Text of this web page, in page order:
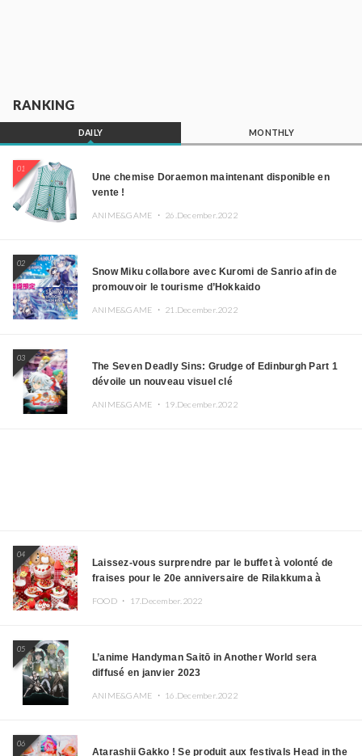
RANKING
DAILY MONTHLY
01
Une chemise Doraemon maintenant disponible en
vente !
ANIME&GAME ・ 26.December.2022
02
Snow Miku collabore avec Kuromi de Sanrio afin de
promouvoir le tourisme d’Hokkaido
ANIME&GAME ・ 21.December.2022
03
The Seven Deadly Sins: Grudge of Edinburgh Part 1
dévoile un nouveau visuel clé
ANIME&GAME ・ 19.December.2022
04
Laissez-vous surprendre par le buffet à volonté de
fraises pour le 20e anniversaire de Rilakkuma à
FOOD ・ 17.December.2022
05
L’anime Handyman Saitō in Another World sera
diffusé en janvier 2023
ANIME&GAME ・ 16.December.2022
06
Atarashii Gakko ! Se produit aux festivals Head in the